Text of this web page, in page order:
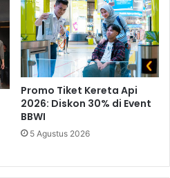
Promo Tiket Kereta Api
2026: Diskon 30% di Event
BBWI
5 Agustus 2026